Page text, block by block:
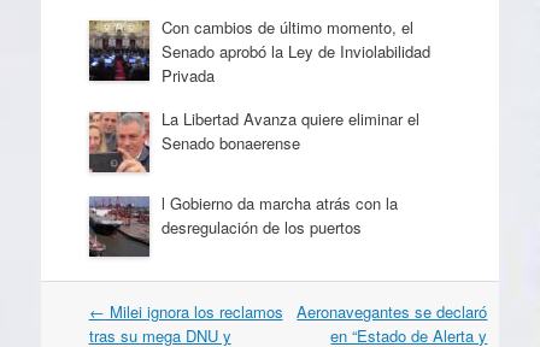
Con cambios de último momento, el
Senado aprobó la Ley de Inviolabilidad
Privada
La Libertad Avanza quiere eliminar el
Senado bonaerense
l Gobierno da marcha atrás con la
desregulación de los puertos
Navegación
por
← Milei ignora los reclamos
tras su mega DNU y
Aeronavegantes se declaró
en “Estado de Alerta y